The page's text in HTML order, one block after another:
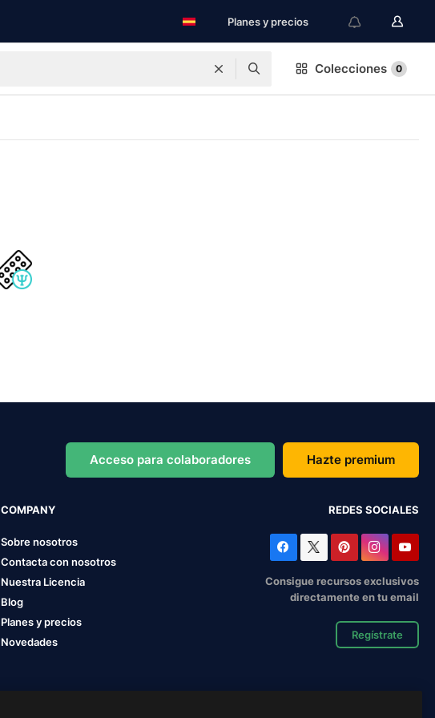
Planes y precios
Colecciones 0
Acceso para colaboradores Hazte premium
COMPANY
Sobre nosotros
Contacta con nosotros
Nuestra Licencia
Blog
Planes y precios
Novedades
REDES SOCIALES
Consigue recursos exclusivos
directamente en tu email
Regístrate